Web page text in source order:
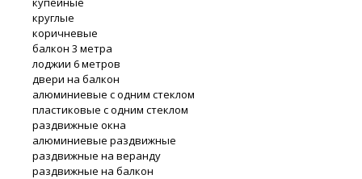
круглые
коричневые
балкон 3 метра
лоджии 6 метров
двери на балкон
алюминиевые с одним стеклом
пластиковые с одним стеклом
раздвижные окна
алюминиевые раздвижные
раздвижные на веранду
раздвижные на балкон